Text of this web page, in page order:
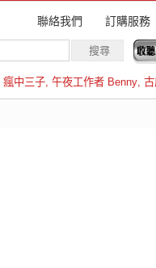
聯絡我們 訂購服務
瘋中三子, 午夜工作者 Benny,